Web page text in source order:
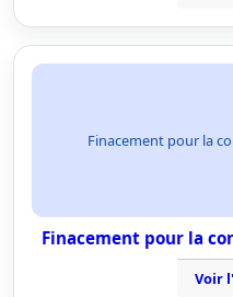
Finacement pour la
Finacement pour la
Voir